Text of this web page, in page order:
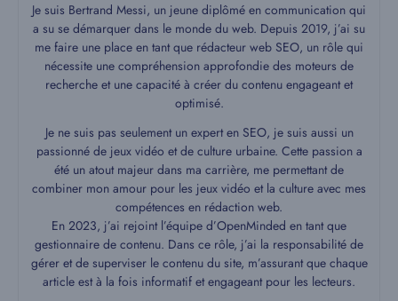
Je suis Bertrand Messi, un jeune diplômé en communication qui
a su se démarquer dans le monde du web. Depuis 2019, j’ai su
me faire une place en tant que rédacteur web SEO, un rôle qui
nécessite une compréhension approfondie des moteurs de
recherche et une capacité à créer du contenu engageant et
optimisé.
Je ne suis pas seulement un expert en SEO, je suis aussi un
passionné de jeux vidéo et de culture urbaine. Cette passion a
été un atout majeur dans ma carrière, me permettant de
combiner mon amour pour les jeux vidéo et la culture avec mes
compétences en rédaction web.
En 2023, j’ai rejoint l’équipe d’OpenMinded en tant que
gestionnaire de contenu. Dans ce rôle, j’ai la responsabilité de
gérer et de superviser le contenu du site, m’assurant que chaque
article est à la fois informatif et engageant pour les lecteurs.